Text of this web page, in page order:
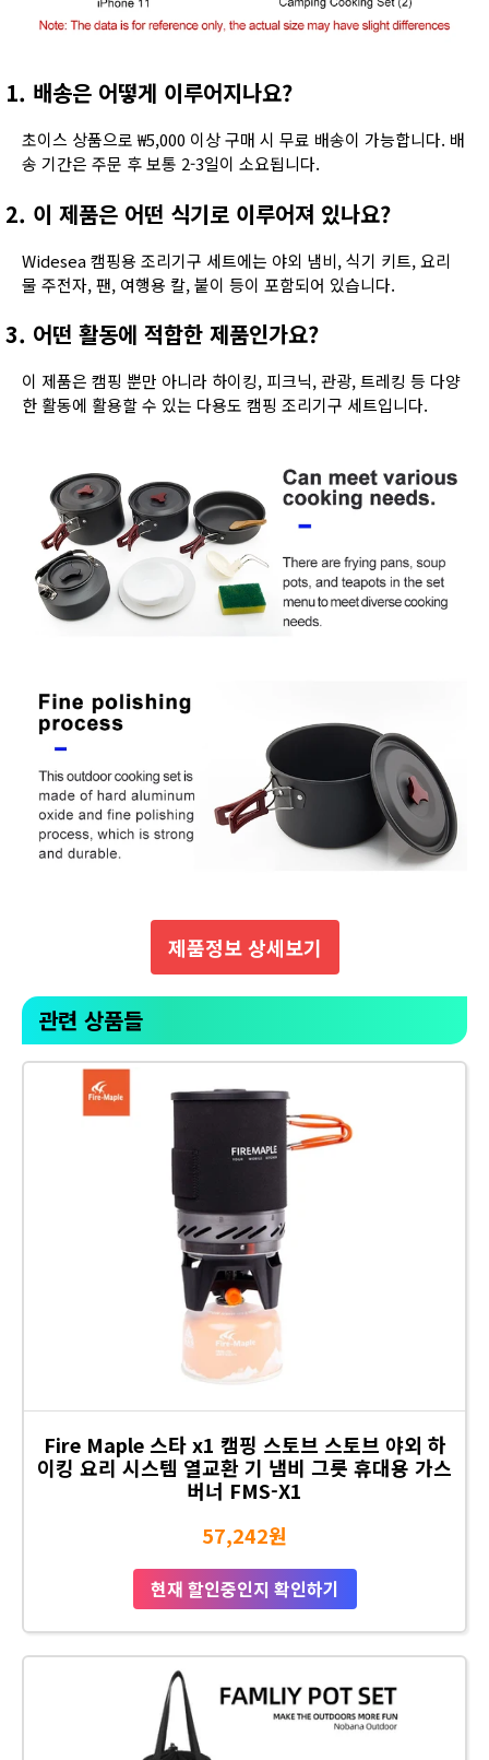
1. 배송은 어떻게 이루어지나요?
초이스 상품으로 ₩5,000 이상 구매 시 무료 배송이 가능합니다. 배
송 기간은 주문 후 보통 2-3일이 소요됩니다.
2. 이 제품은 어떤 식기로 이루어져 있나요?
Widesea 캠핑용 조리기구 세트에는 야외 냄비, 식기 키트, 요리
물 주전자, 팬, 여행용 칼, 붙이 등이 포함되어 있습니다.
3. 어떤 활동에 적합한 제품인가요?
이 제품은 캠핑 뿐만 아니라 하이킹, 피크닉, 관광, 트레킹 등 다양
한 활동에 활용할 수 있는 다용도 캠핑 조리기구 세트입니다.
제품정보 상세보기
관련 상품들
Fire Maple 스타 x1 캠핑 스토브 스토브 야외 하
이킹 요리 시스템 열교환 기 냄비 그릇 휴대용 가스
버너 FMS-X1
57,242원
현재 할인중인지 확인하기